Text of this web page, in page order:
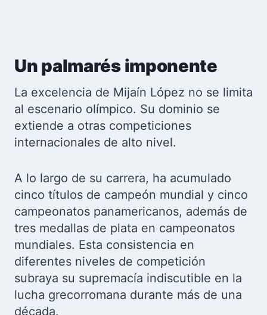
Un palmarés imponente
La excelencia de Mijaín López no se limita
al escenario olímpico. Su dominio se
extiende a otras competiciones
internacionales de alto nivel.
A lo largo de su carrera, ha acumulado
cinco títulos de campeón mundial y cinco
campeonatos panamericanos, además de
tres medallas de plata en campeonatos
mundiales. Esta consistencia en
diferentes niveles de competición
subraya su supremacía indiscutible en la
lucha grecorromana durante más de una
década.